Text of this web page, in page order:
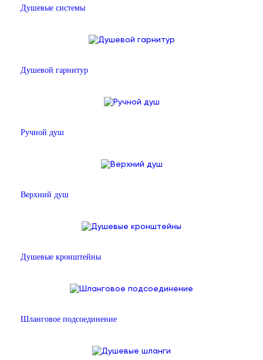
Душевые системы
Душевой гарнитур
Ручной душ
Верхний душ
Душевые кронштейны
Шланговое подсоединение